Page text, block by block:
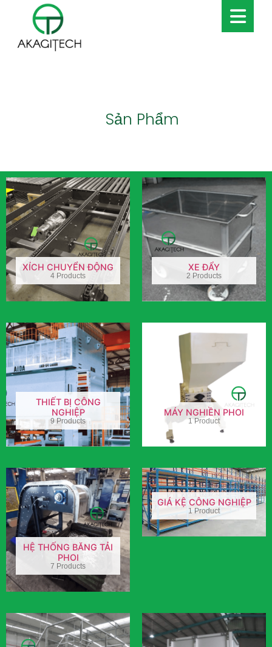
Sản Phẩm
XÍCH CHUYỂN ĐỘNG
4 Products
XE ĐẨY
2 Products
THIẾT BỊ CÔNG
NGHIỆP
9 Products
MÁY NGHIỀN PHOI
1 Product
HỆ THỐNG BĂNG TẢI
PHOI
7 Products
GIÁ KỆ CÔNG NGHIỆP
1 Product